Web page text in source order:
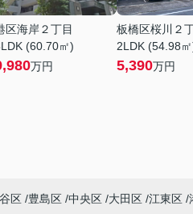
区海岸２丁目
(60.70㎡)
万円
板橋区桜川２
2LDK (54.98
5,390万円
区 豊島区 中央区 大田区 江東区